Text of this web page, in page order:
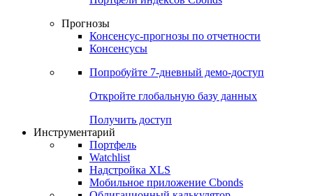
Прогнозы
Консенсус-прогнозы по отчетности
Консенсусы
Попробуйте 7-дневный демо-доступ
Откройте глобальную базу данных
Получить доступ
Инструментарий
Портфель
Watchlist
Надстройка XLS
Мобильное приложение Cbonds